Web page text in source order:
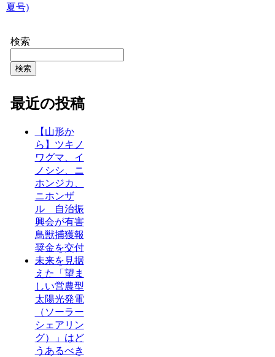
夏号)
検索
検索
最近の投稿
【山形か
ら】ツキノ
ワグマ、イ
ノシシ、ニ
ホンジカ、
ニホンザ
ル 自治振
興会が有害
鳥獣捕獲報
奨金を交付
未来を見据
えた「望ま
しい営農型
太陽光発電
（ソーラー
シェアリン
グ）」はど
うあるべき